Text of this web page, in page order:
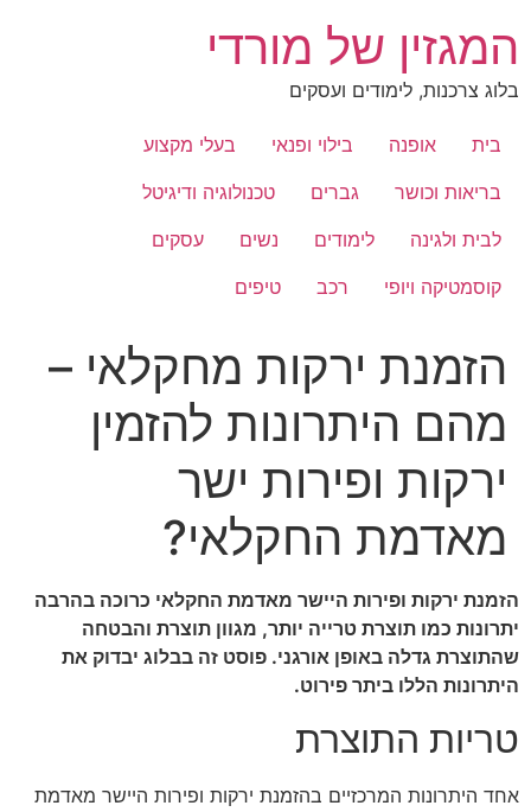
לתוכן
המגזין של מורדי
בלוג צרכנות, לימודים ועסקים
בית אופנה בילוי ופנאי
בעלי מקצוע
בריאות וכושר
גברים
טכנולוגיה ודיגיטל
לבית ולגינה
לימודים נשים
עסקים
קוסמטיקה ויופי
רכב טיפים
הזמנת ירקות מחקלאי –
מהם היתרונות להזמין
ירקות ופירות ישר
מאדמת החקלאי?
הזמנת ירקות ופירות היישר מאדמת החקלאי כרוכה בהרבה
יתרונות כמו תוצרת טרייה יותר, מגוון תוצרת והבטחה
שהתוצרת גדלה באופן אורגני. פוסט זה בבלוג יבדוק את
היתרונות הללו ביתר פירוט.
טריות התוצרת
אחד היתרונות המרכזיים בהזמנת ירקות ופירות היישר מאדמת